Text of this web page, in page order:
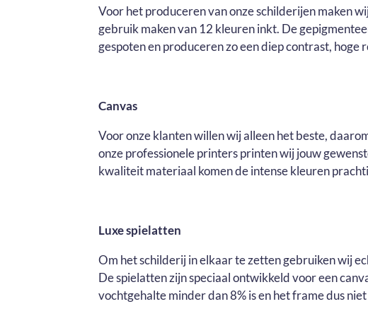
Voor het produceren van onze schilderijen maken
gebruik maken van 12 kleuren inkt. De
gespoten en produceren zo een diep contrast,
Canvas
Voor onze klanten willen wij alleen het beste,
onze professionele printers printen wij jouw
kwaliteit materiaal komen de intense kleuren
Luxe spielatten
Om het schilderij in elkaar te zetten gebruiken wij
De spielatten zijn speciaal ontwikkeld voor een
vochtgehalte minder dan 8% is en het frame dus